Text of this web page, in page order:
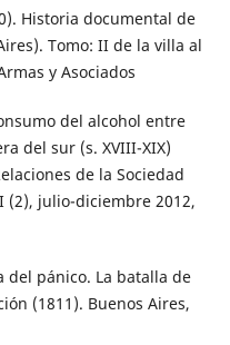
Historia documental de
Tomo: II de la villa al
y Asociados
del alcohol entre
del sur (s. XVIII-XIX)
de la Sociedad
(2), julio-diciembre 2012,
del pánico. La batalla de
(1811). Buenos Aires,